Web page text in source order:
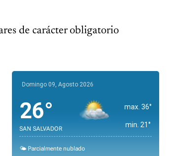
de carácter obligatorio
Domingo 09, Agosto 2026
26°
SAN SALVADOR
max. 36°
min. 21°
🌤️ Parcialmente nublado